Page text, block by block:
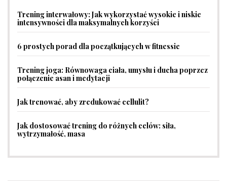
Trening interwałowy: Jak wykorzystać wysokie i niskie
intensywności dla maksymalnych korzyści
6 prostych porad dla początkujących w fitnessie
Trening joga: Równowaga ciała, umysłu i ducha poprzez
połączenie asan i medytacji
Jak trenować, aby zredukować cellulit?
Jak dostosować trening do różnych celów: siła,
wytrzymałość, masa